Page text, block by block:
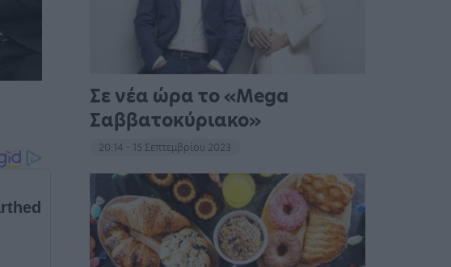
Σε νέα ώρα το «Mega
Σαββατοκύριακο»
20:14 - 15 Σεπτεμβρίου 2023